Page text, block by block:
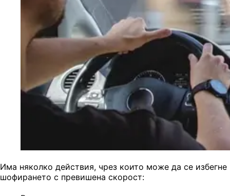
Има няколко действия, чрез които може да се избегне
шофирането с превишена скорост: